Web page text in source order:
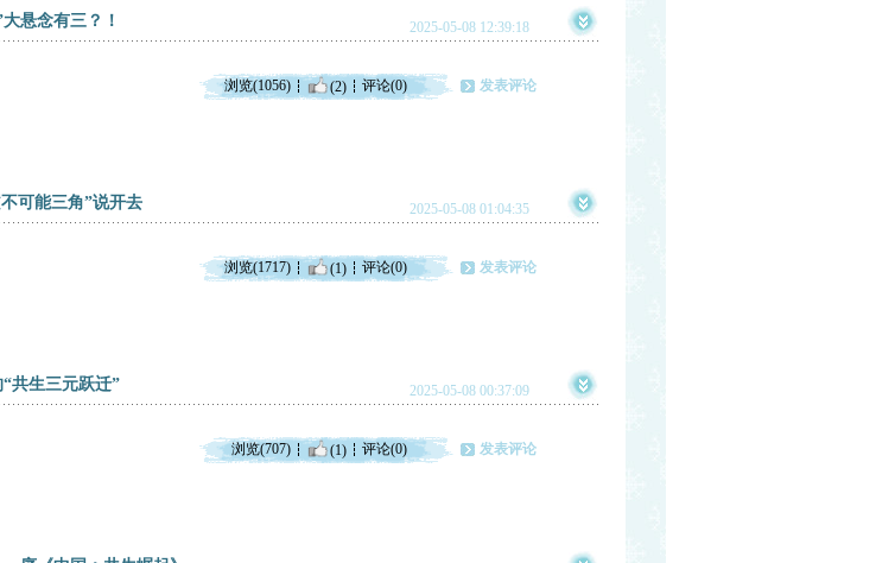
悬念有三？！ 2025-05-08 12:39:18
浏览(1056) (2) 评论(0) 发表评论
可能三角”说开去 2025-05-08 01:04:35
浏览(1717) (1) 评论(0) 发表评论
共生三元跃迁” 2025-05-08 00:37:09
浏览(707) (1) 评论(0) 发表评论